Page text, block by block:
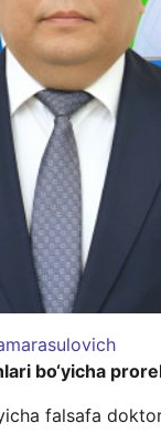
bo‘yicha
falsafa